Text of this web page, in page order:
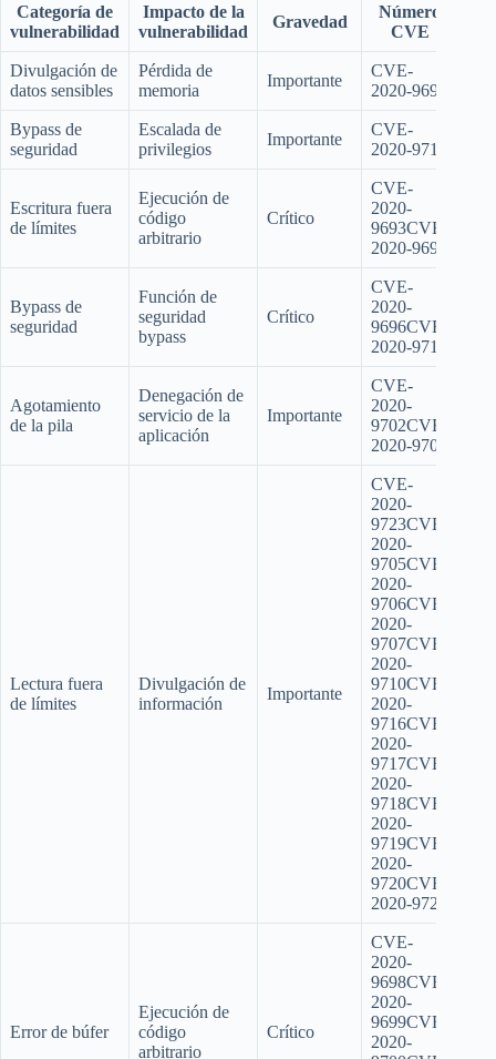
Categoría de
vulnerabilidad
Impacto de la
vulnerabilidad
Gravedad
Número
CVE
Divulgación de
datos sensibles
Pérdida de
memoria
Importante
CVE-
2020-9697
Bypass de
seguridad
Escalada de
privilegios
Importante
CVE-
2020-9714
Escritura fuera
de límites
Ejecución de
código
arbitrario
Crítico
CVE-
2020-
9693CVE-
2020-9694
Bypass de
seguridad
Función de
seguridad
bypass
Crítico
CVE-
2020-
9696CVE-
2020-9712
Agotamiento
de la pila
Denegación de
servicio de la
aplicación
Importante
CVE-
2020-
9702CVE-
2020-9703
Lectura fuera
de límites
Divulgación de
información
Importante
CVE-
2020-
9723CVE-
2020-
9705CVE-
2020-
9706CVE-
2020-
9707CVE-
2020-
9710CVE-
2020-
9716CVE-
2020-
9717CVE-
2020-
9718CVE-
2020-
9719CVE-
2020-
9720CVE-
2020-9721
Error de búfer
Ejecución de
código
arbitrario
Crítico
CVE-
2020-
9698CVE-
2020-
9699CVE-
2020-